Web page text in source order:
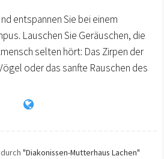
entspannen Sie bei einem
Lauschen Sie Geräuschen, die
selten hört: Das Zirpen der
oder das sanfte Rauschen des
"Diakonissen-Mutterhaus Lachen"